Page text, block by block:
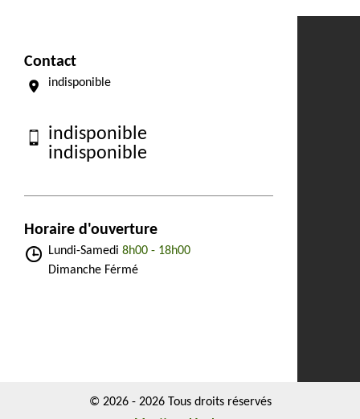
Contact
indisponible
indisponible
indisponible
Horaire d'ouverture
Lundi-Samedi 8h00 - 18h00
Dimanche Férmé
© 2026 - 2026 Tous droits réservés